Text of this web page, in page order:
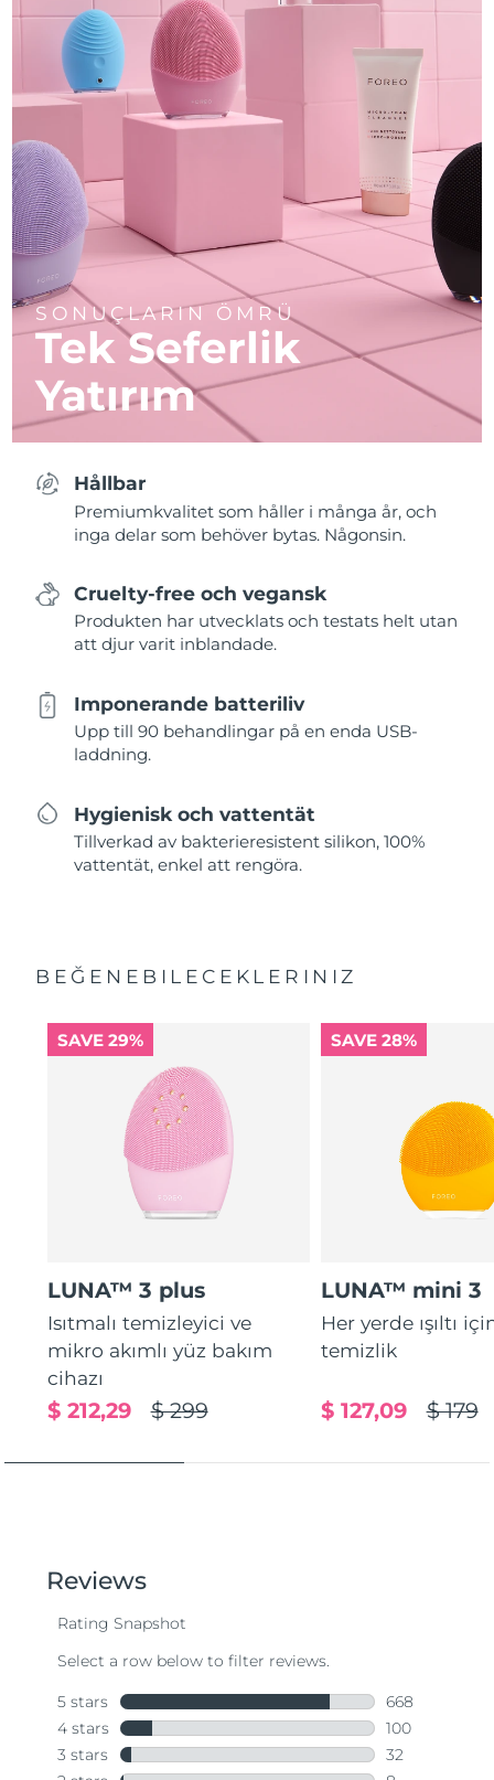
SONUÇLARIN ÖMRÜ
Tek Seferlik
Yatırım
Hållbar
Premiumkvalitet som håller i många år, och
inga delar som behöver bytas. Någonsin.
Cruelty-free och vegansk
Produkten har utvecklats och testats helt utan
att djur varit inblandade.
Imponerande batteriliv
Upp till 90 behandlingar på en enda USB-
laddning.
Hygienisk och vattentät
Tillverkad av bakterieresistent silikon, 100%
vattentät, enkel att rengöra.
BEĞENEBILECEKLERINIZ
SAVE 29%
LUNA™ 3 plus
Isıtmalı temizleyici ve
mikro akımlı yüz bakım
cihazı
$ 299
$ 212,29
SAVE 28%
LUNA™ mini 3
Her yerde ışıltı
temizlik
$ 179
$ 127,09